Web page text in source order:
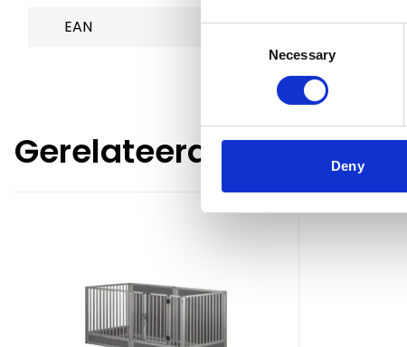
Necessary
Deny
EAN
5705548047443
Gerelateerde producten